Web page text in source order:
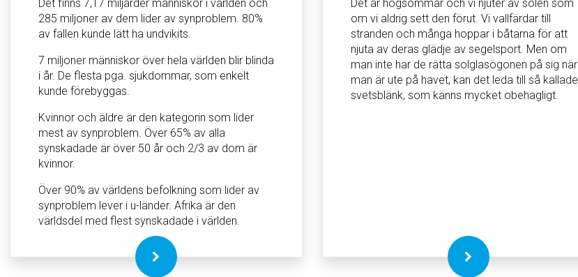
Det finns 7,17 miljarder människor i världen och
285 miljoner av dem lider av synproblem. 80%
av fallen kunde lätt ha undvikits.
7 miljoner människor över hela världen blir blinda
i år. De flesta pga. sjukdommar, som enkelt
kunde förebyggas.
Kvinnor och äldre är den kategorin som lider
mest av synproblem. Över 65% av alla
synskadade är över 50 år och 2/3 av dom är
kvinnor.
Över 90% av världens befolkning som lider av
synproblem lever i u-länder. Afrika är den
världsdel med flest synskadade i världen.
Det är högsommar och vi njuter av solen som
om vi aldrig sett den förut. Vi vallfärdar till
stranden och många hoppar i båtarna för att
njuta av deras glädje av segelsport. Men om
man inte har de rätta solglasögonen på sig när
man är ute på havet, kan det leda till så kallade
svetsblänk, som känns mycket obehagligt.